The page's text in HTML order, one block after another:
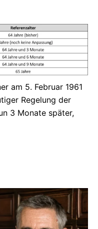
am 5. Februar 1961
Regelung der
3 Monate später,